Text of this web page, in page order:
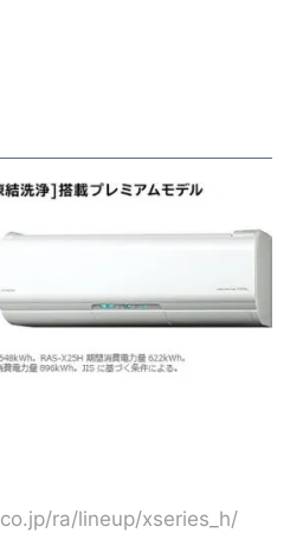
ra/lineup/xseries_h/